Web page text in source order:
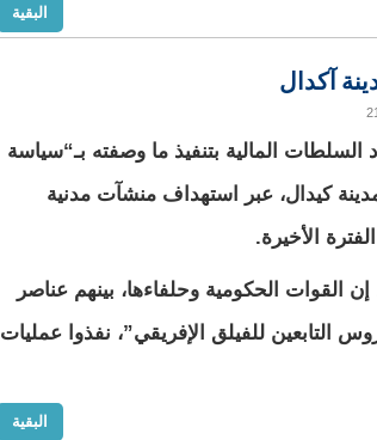
البقية
آكدال
السلطات المالية بتنفيذ ما وصفته بـ“سياسة
كيدال، عبر استهداف منشآت مدنية
الأخيرة.
القوات الحكومية وحلفاءها، بينهم عناصر
التابعين للفيلق الإفريقي”، نفذوا عمليات
البقية